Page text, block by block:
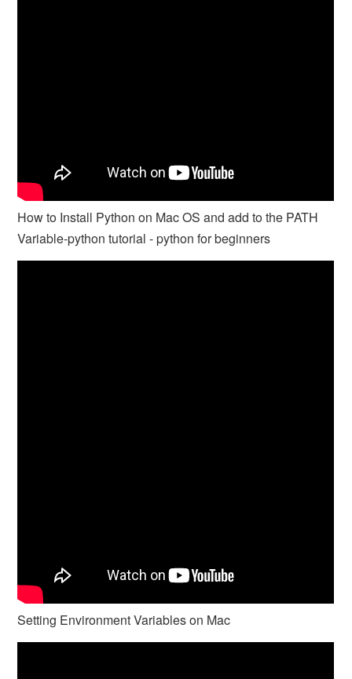
How to Install Python on Mac OS and add to the PATH
Variable-python tutorial - python for beginners
Setting Environment Variables on Mac